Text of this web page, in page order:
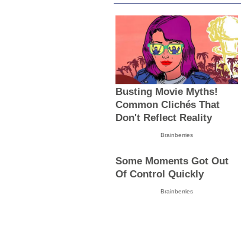
Busting Movie Myths!
Common Clichés That
Don't Reflect Reality
Brainberries
Some Moments Got Out
Of Control Quickly
Brainberries